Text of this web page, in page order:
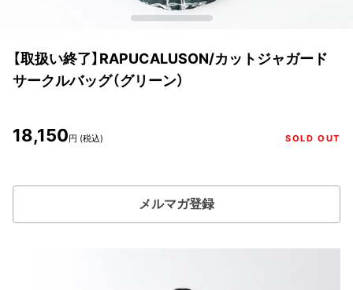
【取扱い終了】RAPUCALUSON/カットジャガード
サークルバッグ（グリーン）
18,150円 (税込) SOLD OUT
メルマガ登録